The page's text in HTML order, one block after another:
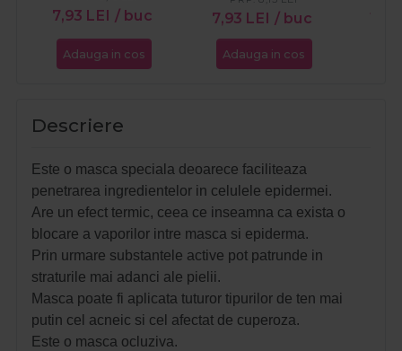
7,93 LEI / buc
Adauga in cos
7,93 LEI / buc
Adauga in cos
Descriere
Este o masca speciala deoarece faciliteaza
penetrarea ingredientelor in celulele epidermei.
Are un efect termic, ceea ce inseamna ca exista o
blocare a vaporilor intre masca si epiderma.
Prin urmare substantele active pot patrunde in
straturile mai adanci ale pielii.
Masca poate fi aplicata tuturor tipurilor de ten mai
putin cel acneic si cel afectat de cuperoza.
Este o masca ocluziva.